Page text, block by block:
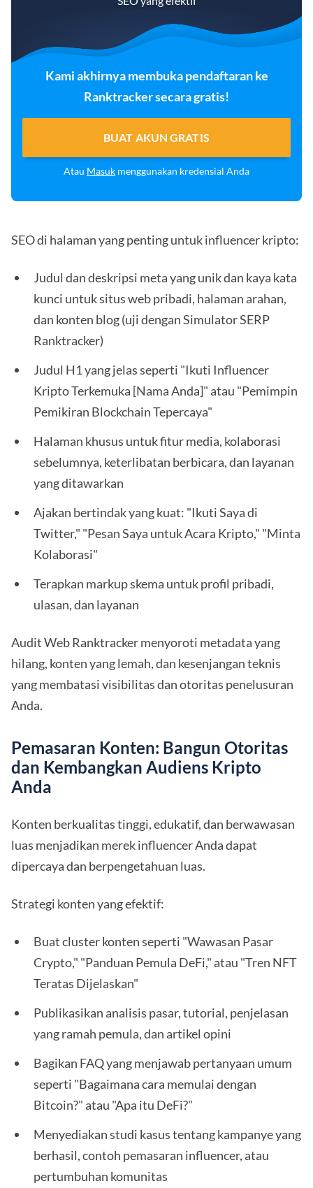
Kami akhirnya membuka pendaftaran ke
Ranktracker secara gratis!
BUAT AKUN GRATIS
Atau Masuk menggunakan kredensial Anda
SEO di halaman yang penting untuk influencer kripto:
Judul dan deskripsi meta yang unik dan kaya kata
kunci untuk situs web pribadi, halaman arahan,
dan konten blog (uji dengan Simulator SERP
Ranktracker)
Judul H1 yang jelas seperti "Ikuti Influencer
Kripto Terkemuka [Nama Anda]" atau "Pemimpin
Pemikiran Blockchain Tepercaya"
Halaman khusus untuk fitur media, kolaborasi
sebelumnya, keterlibatan berbicara, dan layanan
yang ditawarkan
Ajakan bertindak yang kuat: "Ikuti Saya di
Twitter," "Pesan Saya untuk Acara Kripto," "Minta
Kolaborasi"
Terapkan markup skema untuk profil pribadi,
ulasan, dan layanan
Audit Web Ranktracker menyoroti metadata yang
hilang, konten yang lemah, dan kesenjangan teknis
yang membatasi visibilitas dan otoritas penelusuran
Anda.
Pemasaran Konten: Bangun Otoritas
dan Kembangkan Audiens Kripto
Anda
Konten berkualitas tinggi, edukatif, dan berwawasan
luas menjadikan merek influencer Anda dapat
dipercaya dan berpengetahuan luas.
Strategi konten yang efektif:
Buat cluster konten seperti "Wawasan Pasar
Crypto," "Panduan Pemula DeFi," atau "Tren NFT
Teratas Dijelaskan"
Publikasikan analisis pasar, tutorial, penjelasan
yang ramah pemula, dan artikel opini
Bagikan FAQ yang menjawab pertanyaan umum
seperti "Bagaimana cara memulai dengan
Bitcoin?" atau "Apa itu DeFi?"
Menyediakan studi kasus tentang kampanye yang
berhasil, contoh pemasaran influencer, atau
pertumbuhan komunitas